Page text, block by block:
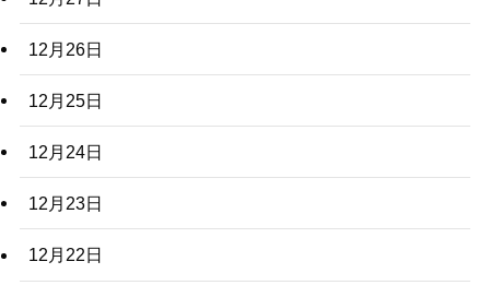
12月26日
12月25日
12月24日
12月23日
12月22日